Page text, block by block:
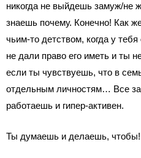
никогда не выйдешь замуж/
знаешь почему. Конечно! Как
чьим-то детством, когда у
не дали право его иметь и ты
если ты чувствуешь, что в
отдельным личностям… Все
работаешь и гипер-активен.
Ты думаешь и делаешь,